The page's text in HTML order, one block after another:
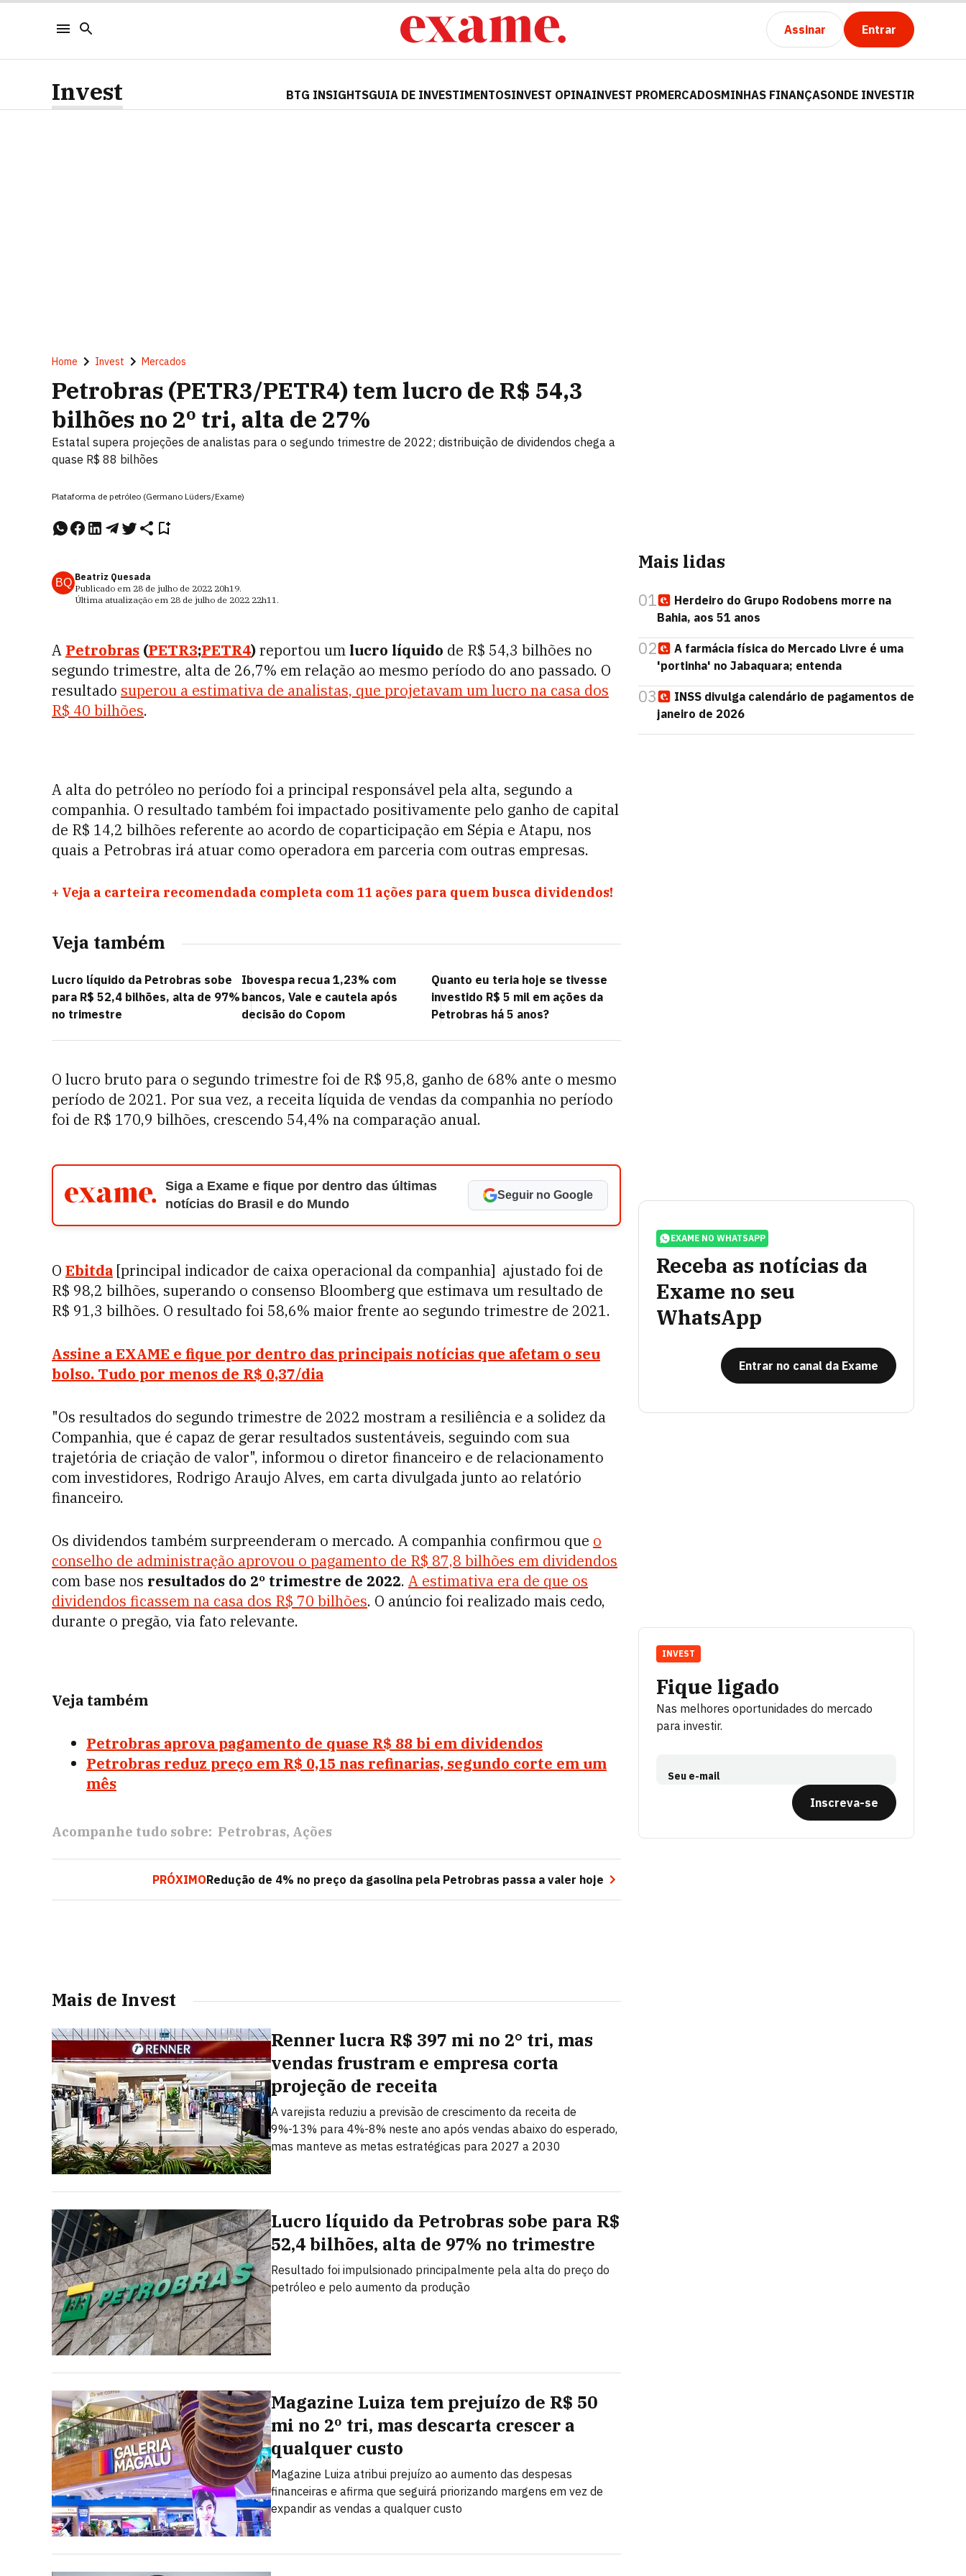
Assinar Entrar
Invest BTG INSIGHTSGUIA DE INVESTIMENTOSINVEST OPINAINVEST PROMERCADOSMINHAS FINANÇASONDE INVESTIR
Home Invest Mercados
Petrobras (PETR3/PETR4) tem lucro de R$ 54,3
bilhões no 2º tri, alta de 27%
Estatal supera projeções de analistas para o segundo trimestre de 2022; distribuição de dividendos chega a
quase R$ 88 bilhões
Plataforma de petróleo (Germano Lüders/Exame)
BQ Beatriz Quesada
Publicado em 28 de julho de 2022 20h19.
Última atualização em 28 de julho de 2022 22h11.
A Petrobras (PETR3;PETR4)reportou um lucro líquido de R$ 54,3 bilhões no
segundo trimestre, alta de 26,7% em relação ao mesmo período do ano passado. O
resultado superou a estimativa de analistas, que projetavam um lucro na casa dos
R$ 40 bilhões.
A alta do petróleo no período foi a principal responsável pela alta, segundo a
companhia. O resultado também foi impactado positivamente pelo ganho de capital
de R$ 14,2 bilhões referente ao acordo de coparticipação em Sépia e Atapu, nos
quais a Petrobras irá atuar como operadora em parceria com outras empresas.
+ Veja a carteira recomendada completa com 11 ações para quem busca dividendos!
Veja também
Lucro líquido da Petrobras sobe
para R$ 52,4 bilhões, alta de 97%
no trimestre
Ibovespa recua 1,23% com
bancos, Vale e cautela após
decisão do Copom
Quanto eu teria hoje se tivesse
investido R$ 5 mil em ações da
Petrobras há 5 anos?
O lucro bruto para o segundo trimestre foi de R$ 95,8, ganho de 68% ante o mesmo
período de 2021. Por sua vez, a receita líquida de vendas da companhia no período
foi de R$ 170,9 bilhões, crescendo 54,4% na comparação anual.
Siga a Exame e fique por dentro das últimas
notícias do Brasil e do Mundo
Seguir no Google
O Ebitda [principal indicador de caixa operacional da companhia] ajustado foi de
R$ 98,2 bilhões, superando o consenso Bloomberg que estimava um resultado de
R$ 91,3 bilhões. O resultado foi 58,6% maior frente ao segundo trimestre de 2021.
Assine a EXAME e fique por dentro das principais notícias que afetam o seu
bolso. Tudo por menos de R$ 0,37/dia
"Os resultados do segundo trimestre de 2022 mostram a resiliência e a solidez da
Companhia, que é capaz de gerar resultados sustentáveis, seguindo com sua
trajetória de criação de valor", informou o diretor financeiro e de relacionamento
com investidores, Rodrigo Araujo Alves, em carta divulgada junto ao relatório
financeiro.
Os dividendos também surpreenderam o mercado. A companhia confirmou que o
conselho de administração aprovou o pagamento de R$ 87,8 bilhões em dividendos
com base nos resultados do 2º trimestre de 2022. A estimativa era de que os
dividendos ficassem na casa dos R$ 70 bilhões. O anúncio foi realizado mais cedo,
durante o pregão, via fato relevante.
Veja também
Petrobras aprova pagamento de quase R$ 88 bi em dividendos
Petrobras reduz preço em R$ 0,15 nas refinarias, segundo corte em um
mês
Acompanhe tudo sobre: Petrobras Ações
PRÓXIMORedução de 4% no preço da gasolina pela Petrobras passa a valer hoje
Mais de Invest
Renner lucra R$ 397 mi no 2° tri, mas
vendas frustram e empresa corta
projeção de receita
A varejista reduziu a previsão de crescimento da receita de
9%-13% para 4%-8% neste ano após vendas abaixo do esperado,
mas manteve as metas estratégicas para 2027 a 2030
Lucro líquido da Petrobras sobe para R$
52,4 bilhões, alta de 97% no trimestre
Resultado foi impulsionado principalmente pela alta do preço do
petróleo e pelo aumento da produção
Magazine Luiza tem prejuízo de R$ 50
mi no 2º tri, mas descarta crescer a
qualquer custo
Magazine Luiza atribui prejuízo ao aumento das despesas
financeiras e afirma que seguirá priorizando margens em vez de
expandir as vendas a qualquer custo
Mais lidas
01
Herdeiro do Grupo Rodobens morre na
Bahia, aos 51 anos
02
A farmácia física do Mercado Livre é uma
'portinha' no Jabaquara; entenda
03
INSS divulga calendário de pagamentos de
janeiro de 2026
EXAME NO WHATSAPP
Receba as notícias da
Exame no seu
WhatsApp
Entrar no canal da Exame
Fique ligado
Nas melhores oportunidades do mercado
para investir.
Seu e-mail
Inscreva-se
INVEST